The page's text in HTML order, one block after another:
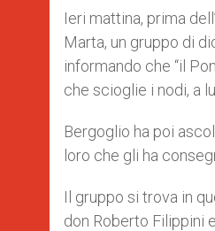
p
p
g
e
o
k
r
Ieri mattina, prima
Marta, un gruppo di
informando che “il
che scioglie i nodi, a
Bergoglio ha poi
loro che gli ha
Il gruppo si trova in
don Roberto Filippini